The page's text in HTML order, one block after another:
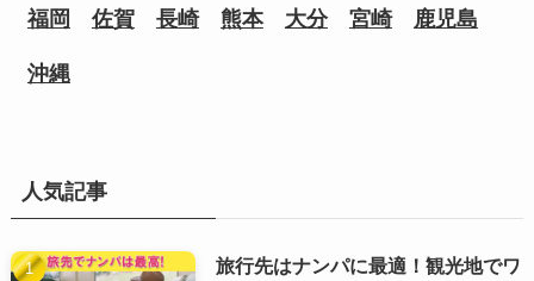
福岡 佐賀 長崎 熊本 大分 宮崎 鹿児島
沖縄
人気記事
旅行先はナンパに最適！観光地でワ